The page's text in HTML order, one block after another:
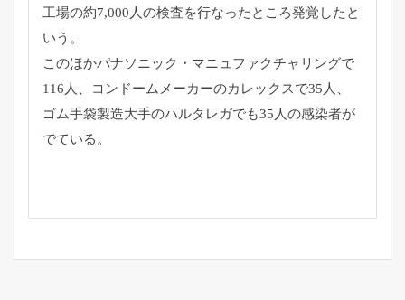
工場の約7,000人の検査を行なったところ発覚したと
いう。
このほかパナソニック・マニュファクチャリングで
116人、コンドームメーカーのカレックスで35人、
ゴム手袋製造大手のハルタレガでも35人の感染者が
でている。